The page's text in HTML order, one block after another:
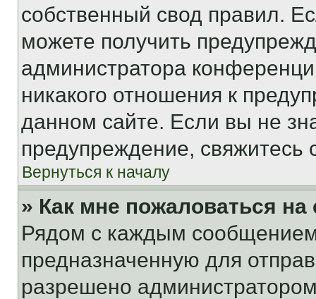
собственный свод правил.
можете получить
администратора
никакого отношения к
данном сайте. Если вы не
предупреждение,
Вернуться к началу
» Как мне пожаловаться
Рядом с каждым сообщением
предназначенную для
разрешено